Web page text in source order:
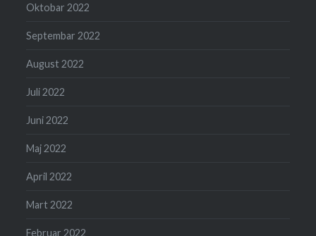
Oktobar 2022
Septembar 2022
August 2022
Juli 2022
Juni 2022
Maj 2022
April 2022
Mart 2022
Februar 2022